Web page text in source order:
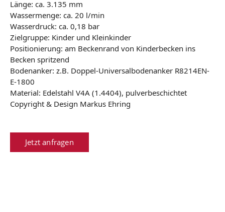
Länge: ca. 3.135 mm
Wassermenge: ca. 20 l/min
Wasserdruck: ca. 0,18 bar
Zielgruppe: Kinder und Kleinkinder
Positionierung: am Beckenrand von Kinderbecken ins
Becken spritzend
Bodenanker: z.B. Doppel-Universalbodenanker R8214EN-
E-1800
Material: Edelstahl V4A (1.4404), pulverbeschichtet
Copyright & Design Markus Ehring
Jetzt anfragen